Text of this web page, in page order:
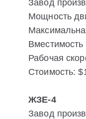
Завод
Мощность
Вместимость
Рабочая
Стоимость:
ЖЗЕ-4
Завод